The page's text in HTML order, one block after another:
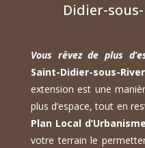
Didier-
Vous rêvez de plus
Saint-Didier-sous-
extension est une
plus d’espace, tout en
Plan Local
votre terrain le